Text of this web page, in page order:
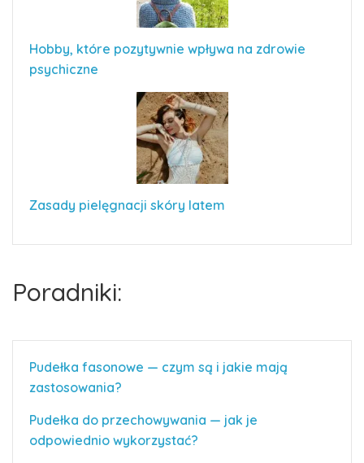
Hobby, które pozytywnie wpływa na zdrowie
psychiczne
Zasady pielęgnacji skóry latem
Poradniki:
Pudełka fasonowe — czym są i jakie mają
zastosowania?
Pudełka do przechowywania — jak je
odpowiednio wykorzystać?